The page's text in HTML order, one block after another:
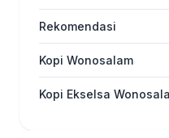
Rekomendasi
Kopi Wonosalam
Kopi Ekselsa